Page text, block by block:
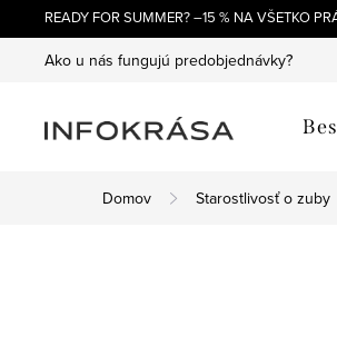
na
obsah
READY FOR SUMMER? –15 % NA VŠETKO
Ako u nás fungujú predobjednávky?
Domov Starostlivosť o zuby